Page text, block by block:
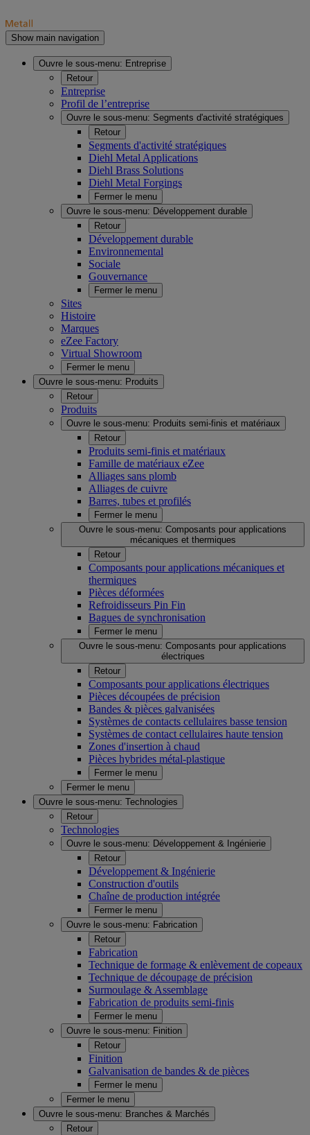
Show main navigation
Ouvre le sous-menu: Entreprise
Retour
Entreprise
Profil de l’entreprise
Ouvre le sous-menu: Segments d'activité stratégiques
Retour
Segments d'activité stratégiques
Diehl Metal Applications
Diehl Brass Solutions
Diehl Metal Forgings
Fermer le menu
Ouvre le sous-menu: Développement durable
Retour
Développement durable
Environnemental
Sociale
Gouvernance
Fermer le menu
Sites
Histoire
Marques
eZee Factory
Virtual Showroom
Fermer le menu
Ouvre le sous-menu: Produits
Retour
Produits
Ouvre le sous-menu: Produits semi-finis et matériaux
Retour
Produits semi-finis et matériaux
Famille de matériaux eZee
Alliages sans plomb
Alliages de cuivre
Barres, tubes et profilés
Fermer le menu
Ouvre le sous-menu: Composants pour applications
mécaniques et thermiques
Retour
Composants pour applications mécaniques et
thermiques
Pièces déformées
Refroidisseurs Pin Fin
Bagues de synchronisation
Fermer le menu
Ouvre le sous-menu: Composants pour applications
électriques
Retour
Composants pour applications électriques
Pièces découpées de précision
Bandes & pièces galvanisées
Systèmes de contacts cellulaires basse tension
Systèmes de contact cellulaires haute tension
Zones d'insertion à chaud
Pièces hybrides métal-plastique
Fermer le menu
Fermer le menu
Ouvre le sous-menu: Technologies
Retour
Technologies
Ouvre le sous-menu: Développement & Ingénierie
Retour
Développement & Ingénierie
Construction d'outils
Chaîne de production intégrée
Fermer le menu
Ouvre le sous-menu: Fabrication
Retour
Fabrication
Technique de formage & enlèvement de copeaux
Technique de découpage de précision
Surmoulage & Assemblage
Fabrication de produits semi-finis
Fermer le menu
Ouvre le sous-menu: Finition
Retour
Finition
Galvanisation de bandes & de pièces
Fermer le menu
Fermer le menu
Ouvre le sous-menu: Branches & Marchés
Retour